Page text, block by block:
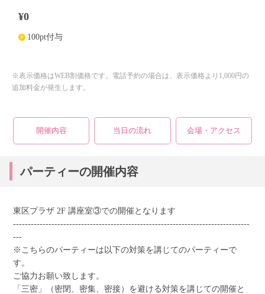
¥0
100pt付与
※表示価格はWEB割価格です。電話予約の場合は、表示価格より1,000円の
追加料金が発生します。
開催内容 当日の流れ 会場・アクセス
パーティーの開催内容
東区プラザ 2F 講座室③での開催となります
--------------------------------------------------------------------------------
---
※こちらのパーティーは以下の対策を講じてのパーティーで
す。
ご協力お願い致します。
「三密」（密閉、密集、密接）を避ける対策を講じての開催と